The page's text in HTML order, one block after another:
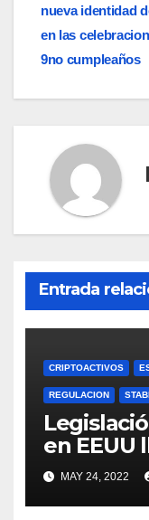
de
entradas
nueva identidad
en las
9no cumpleaños
Entrada
CRIPTOACTIVOS
REGULACION
en EEUU
según
MAY 24, 2022